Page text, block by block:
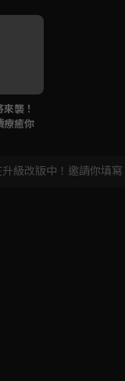
襲！
療癒你
級改版中！邀請你填寫